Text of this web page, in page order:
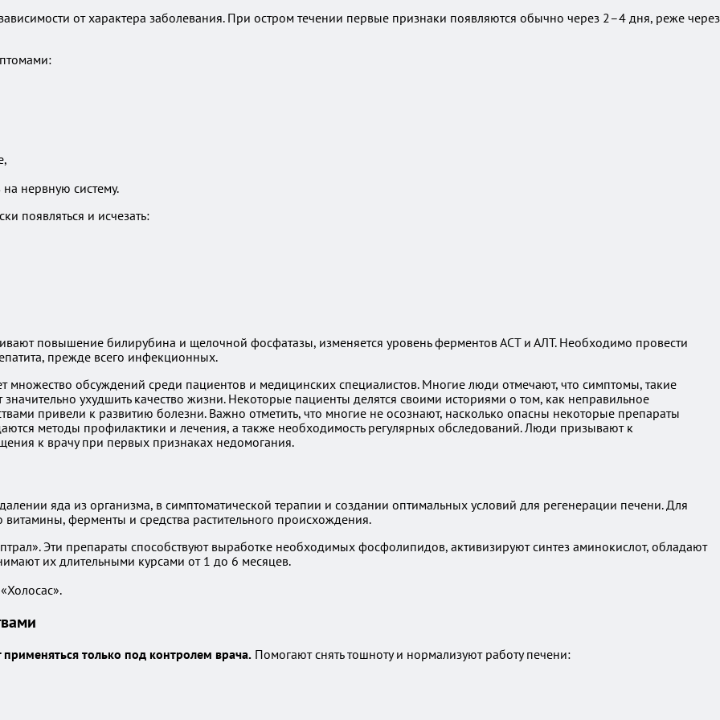
от характера заболевания. При остром течении первые признаки появляются обычно через 2–4 дня, реже через
нервную систему.
появляться и исчезать:
повышение билирубина и щелочной фосфатазы, изменяется уровень ферментов АСТ и АЛТ. Необходимо провести
прежде всего инфекционных.
множество обсуждений среди пациентов и медицинских специалистов. Многие люди отмечают, что симптомы, такие
значительно ухудшить качество жизни. Некоторые пациенты делятся своими историями о том, как неправильное
привели к развитию болезни. Важно отметить, что многие не осознают, насколько опасны некоторые препараты
методы профилактики и лечения, а также необходимость регулярных обследований. Люди призывают к
к врачу при первых признаках недомогания.
яда из организма, в симптоматической терапии и создании оптимальных условий для регенерации печени. Для
витамины, ферменты и средства растительного происхождения.
Эти препараты способствуют выработке необходимых фосфолипидов, активизируют синтез аминокислот, обладают
их длительными курсами от 1 до 6 месяцев.
только под контролем врача. Помогают снять тошноту и нормализуют работу печени: